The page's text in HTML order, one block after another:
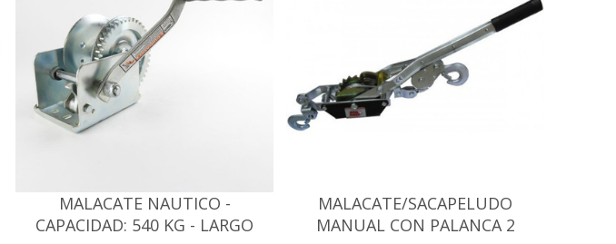
MALACATE NAUTICO -
CAPACIDAD: 540 KG - LARGO
MALACATE/SACAPELUDO
MANUAL CON PALANCA 2